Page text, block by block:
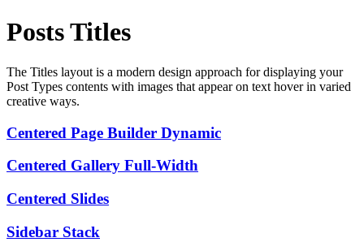
Posts Titles
The Titles layout is a modern design approach for displaying your
Post Types contents with images that appear on text hover in varied
creative ways.
Centered Page Builder Dynamic
Centered Gallery Full-Width
Centered Slides
Sidebar Stack